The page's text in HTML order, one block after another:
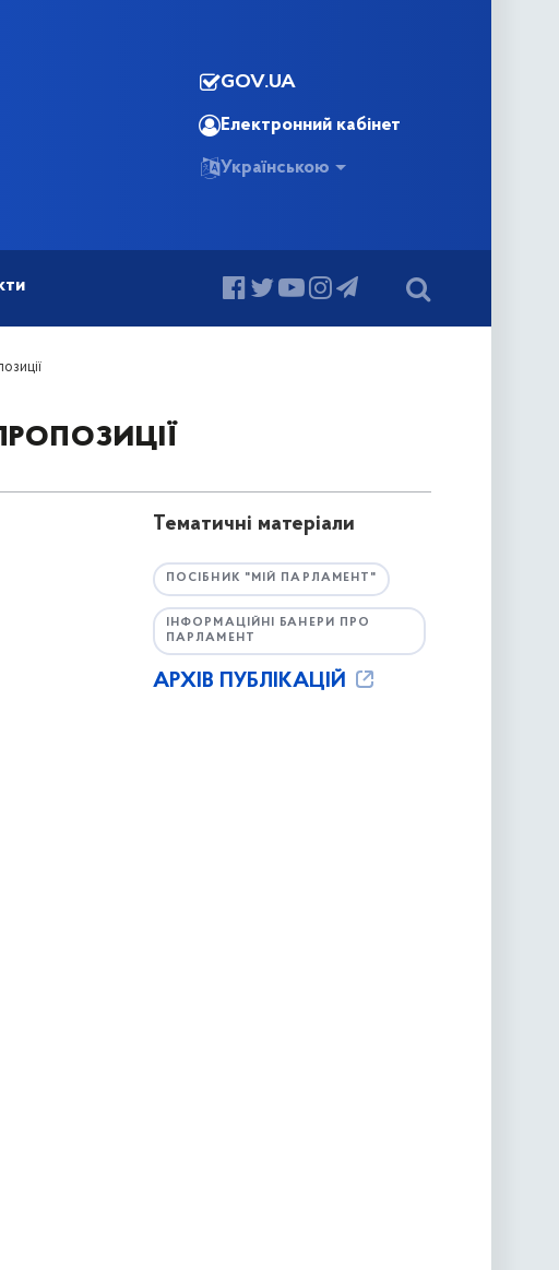
GOV.UA
Електронний кабінет
Українською
Тематичні матеріали
ПОСІБНИК "МІЙ ПАРЛАМЕНТ"
ІНФОРМАЦІЙНІ БАНЕРИ ПРО
ПАРЛАМЕНТ
АРХІВ ПУБЛІКАЦІЙ